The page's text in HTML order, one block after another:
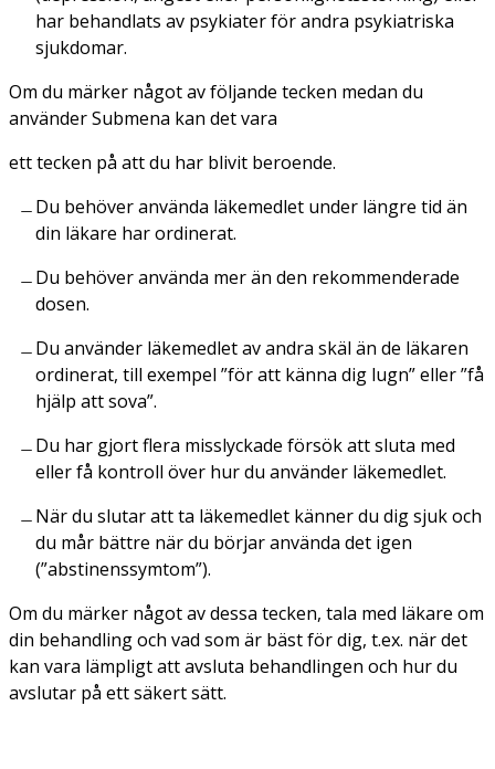
har behandlats av psykiater för andra psykiatriska
sjukdomar.
Om du märker något av följande tecken medan du
använder Submena kan det vara
ett tecken på att du har blivit beroende.
Du behöver använda läkemedlet under längre tid än
din läkare har ordinerat.
Du behöver använda mer än den rekommenderade
dosen.
Du använder läkemedlet av andra skäl än de läkaren
ordinerat, till exempel ”för att känna dig lugn” eller ”få
hjälp att sova”.
Du har gjort flera misslyckade försök att sluta med
eller få kontroll över hur du använder läkemedlet.
När du slutar att ta läkemedlet känner du dig sjuk och
du mår bättre när du börjar använda det igen
(”abstinenssymtom”).
Om du märker något av dessa tecken, tala med läkare om
din behandling och vad som är bäst för dig, t.ex. när det
kan vara lämpligt att avsluta behandlingen och hur du
avslutar på ett säkert sätt.